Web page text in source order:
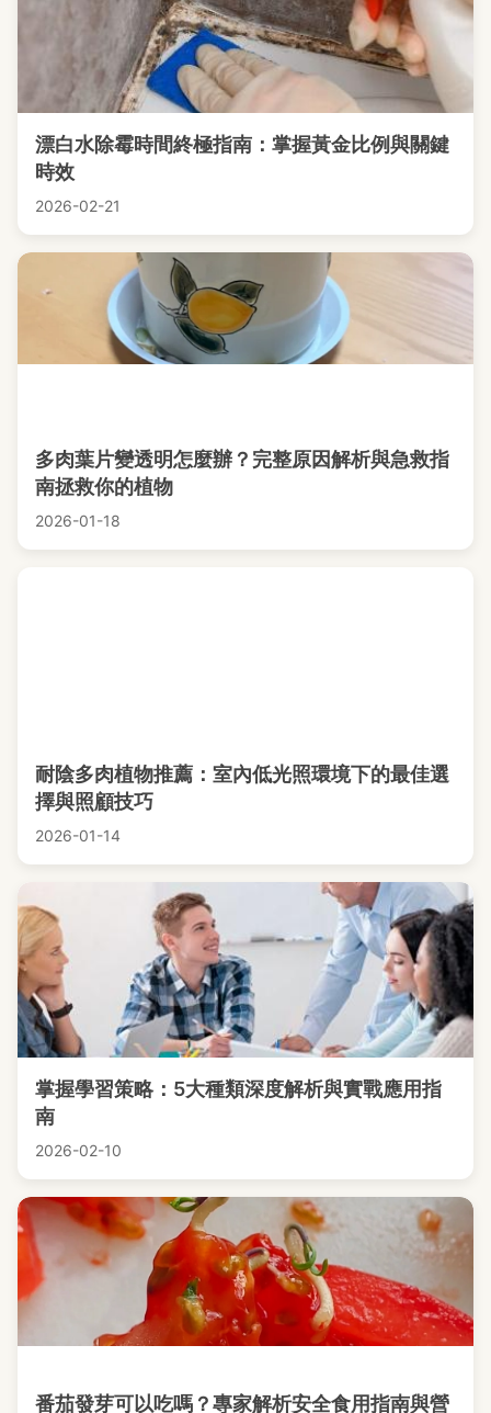
漂白水除霉時間終極指南：掌握黃金比例與關鍵
時效
2026-02-21
多肉葉片變透明怎麼辦？完整原因解析與急救指
南拯救你的植物
2026-01-18
耐陰多肉植物推薦：室內低光照環境下的最佳選
擇與照顧技巧
2026-01-14
掌握學習策略：5大種類深度解析與實戰應用指
南
2026-02-10
番茄發芽可以吃嗎？專家解析安全食用指南與營